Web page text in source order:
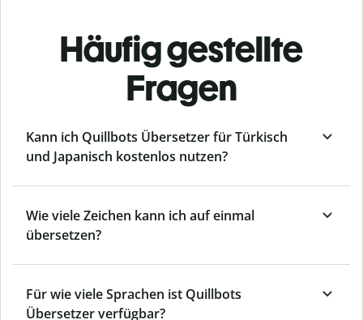
Häufig gestellte
Fragen
Kann ich Quillbots Übersetzer für Türkisch
und Japanisch kostenlos nutzen?
Wie viele Zeichen kann ich auf einmal
übersetzen?
Für wie viele Sprachen ist Quillbots
Übersetzer verfügbar?